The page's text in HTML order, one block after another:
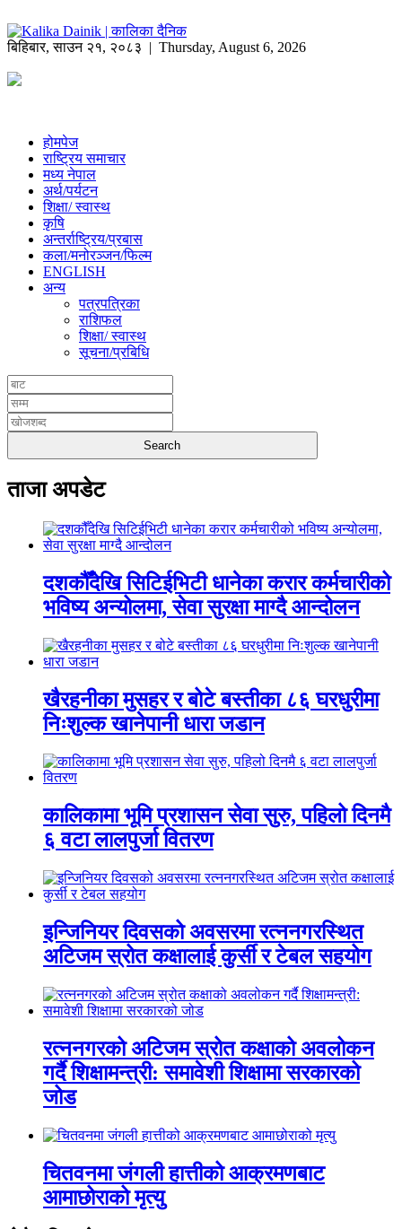
बिहिबार,साउन २१, २०८३ | Thursday, August 6, 2026
होमपेज
राष्ट्रिय समाचार
मध्य नेपाल
अर्थ/पर्यटन
शिक्षा/ स्वास्थ
कृषि
अन्तर्राष्ट्रिय/प्रबास
कला/मनोरञ्जन/फिल्म
ENGLISH
अन्य
पत्रपत्रिका
राशिफल
शिक्षा/ स्वास्थ
सूचना/प्रबिधि
ताजा अपडेट
दशकौँदेखि सिटिईभिटी धानेका करार कर्मचारीको
भविष्य अन्योलमा, सेवा सुरक्षा माग्दै आन्दोलन
खैरहनीका मुसहर र बोटे बस्तीका ८६ घरधुरीमा
निःशुल्क खानेपानी धारा जडान
कालिकामा भूमि प्रशासन सेवा सुरु, पहिलो दिनमै
६ वटा लालपुर्जा वितरण
इन्जिनियर दिवसको अवसरमा रत्ननगरस्थित
अटिजम स्रोत कक्षालाई कुर्सी र टेबल सहयोग
रत्ननगरको अटिजम स्रोत कक्षाको अवलोकन
गर्दै शिक्षामन्त्री: समावेशी शिक्षामा सरकारको
जोड
चितवनमा जंगली हात्तीको आक्रमणबाट
आमाछोराको मृत्यु